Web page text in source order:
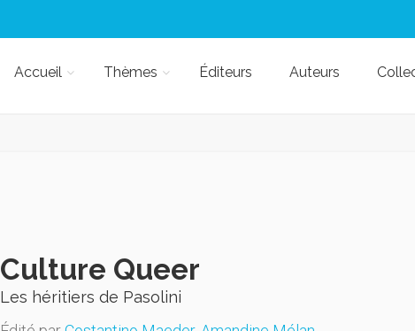
Accueil Thèmes Éditeurs Auteurs
Culture Queer
Les héritiers de Pasolini